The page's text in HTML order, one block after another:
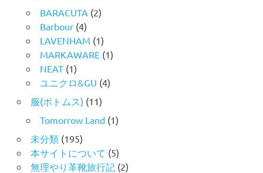
BARACUTA (2)
Barbour(4)
LAVENHAM (1)
MARKAWARE(1)
NEAT(1)
ユニクロ&GU (4)
服(ボトムス) (11)
Tomorrow Land(1)
未分類(195)
本サイトについて (5)
無理やり革靴旅行記 (2)